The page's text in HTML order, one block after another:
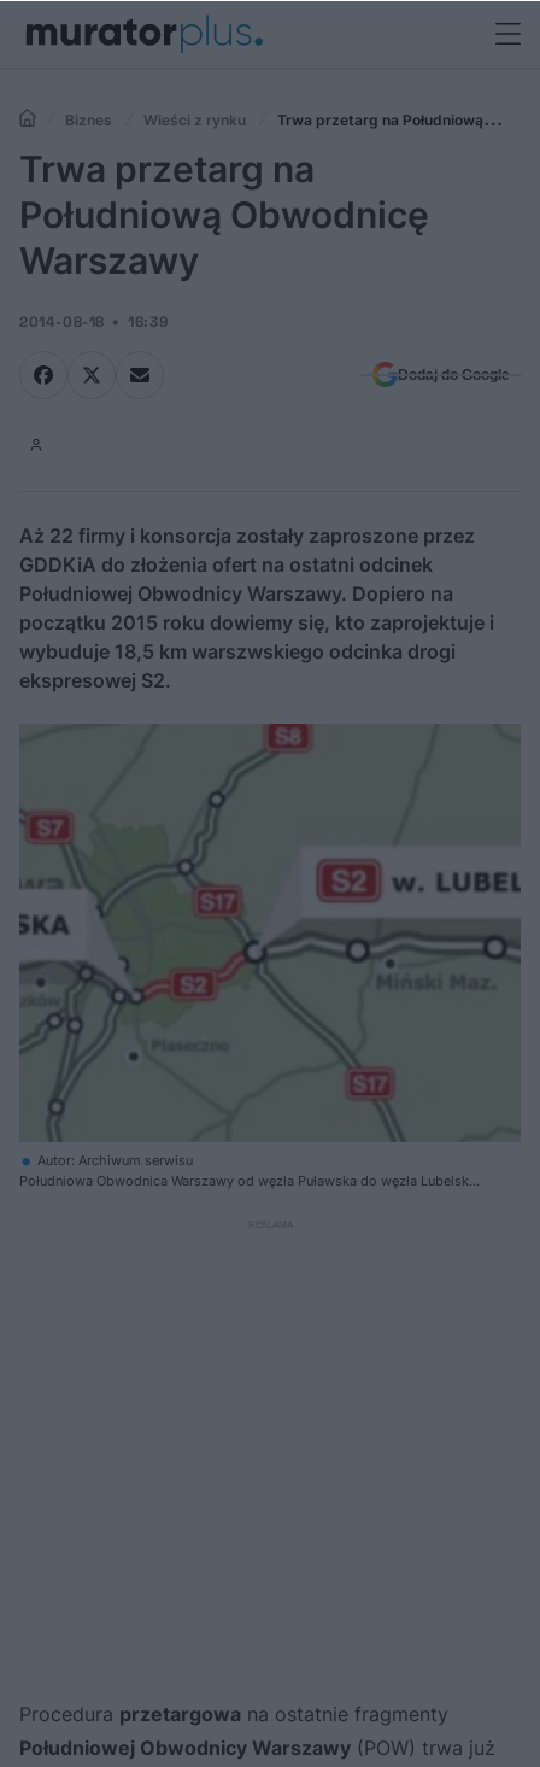
Biznes Wieści z rynku
Trwa przetarg na Południową
Obwodnicę Warszawy
Trwa przetarg na
Południową Obwodnicę
Warszawy
2014-08-18 16:39
Dodaj do Google
Aż 22 firmy i konsorcja zostały zaproszone przez
GDDKiA do złożenia ofert na ostatni odcinek
Południowej Obwodnicy Warszawy. Dopiero na
początku 2015 roku dowiemy się, kto zaprojektuje i
wybuduje 18,5 km warszwskiego odcinka drogi
ekspresowej S2.
Autor: Archiwum serwisu
Południowa Obwodnica Warszawy od węzła Puławska do węzła Lubelska
Procedura przetargowa na ostatnie fragmenty
Południowej Obwodnicy Warszawy (POW) trwa już